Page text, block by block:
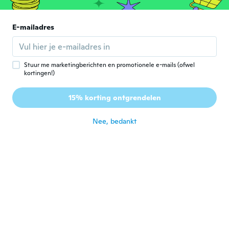
Lid geworden van 2020 117 beoordelingen uploads
on my mirror as the clasp would break
otherwise
ongeveer 3 jaar geleden
K Kathryn
2022
Nice but very heavy
E-mailadres
Stuur me marketingberichten en promotionele e-mails (ofwel
kortingen!)
15% korting ontgrendelen
Nee, bedankt